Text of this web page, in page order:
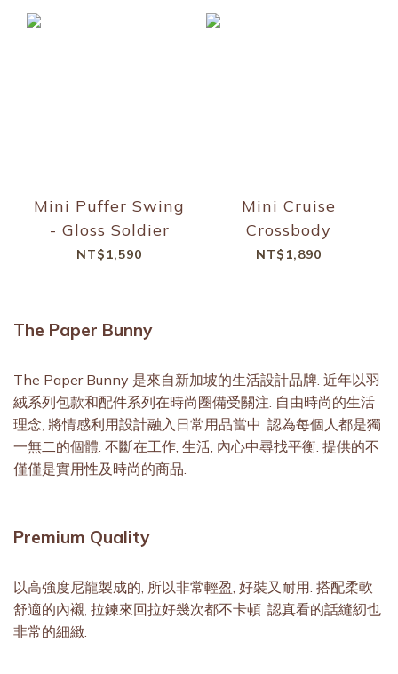
Mini Puffer Swing
- Gloss Soldier
NT$1,590
Mini Cruise
Crossbody
NT$1,890
The Paper Bunny
The Paper Bunny 是來自新加坡的生活設計品牌. 近年以羽
絨系列包款和配件系列在時尚圈備受關注. 自由時尚的生活
理念, 將情感利用設計融入日常用品當中. 認為每個人都是獨
一無二的個體. 不斷在工作, 生活, 內心中尋找平衡. 提供的不
僅僅是實用性及時尚的商品.
Premium Quality
以高強度尼⿓製成的, 所以非常輕盈, 好裝又耐用. 搭配柔軟
舒適的內襯, 拉鍊來回拉好幾次都不卡頓. 認真看的話縫紉也
非常的細緻.